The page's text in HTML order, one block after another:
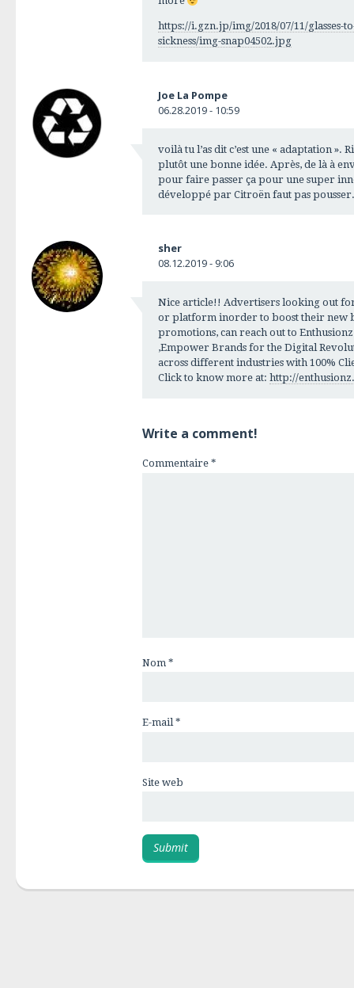
https://i.gzn.jp/img/2018/07/11/glasses-
sickness/img-snap04502.jpg
Joe La Pompe
06.28.2019 - 10:59
voilà tu l’as dit c’est une « adaptation ».
plutôt une bonne idée. Après, de là à
pour faire passer ça pour une super
développé par Citroën faut pas pousser.
sher
08.12.2019 - 9:06
Nice article!! Advertisers looking out
or platform inorder to boost their new
promotions, can reach out to
,Empower Brands for the Digital
across different industries with 100%
Click to know more at: http://
Write a comment!
Commentaire *
Nom *
E-mail*
Site web